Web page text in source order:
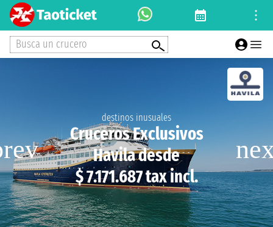
Busca un crucero
destinos inusuales
Cruceros Exclusivos
Havila desde
$ 7.171.687 tax incl.